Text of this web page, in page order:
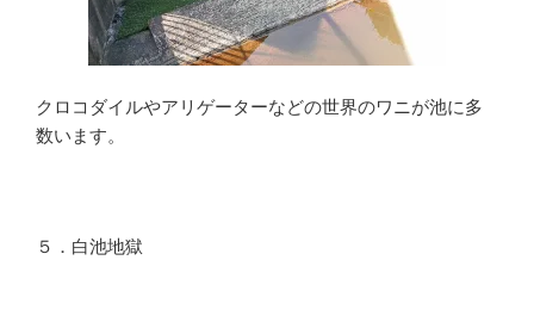
クロコダイルやアリゲーターなどの世界のワニが池に多
数います。
５．白池地獄